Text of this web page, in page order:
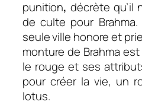
punition, décrète qu’il
de culte pour
seule ville honore et
monture de Brahma
le rouge et ses
pour créer la vie, un
lotus.